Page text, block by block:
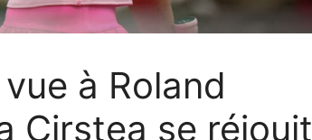
à Roland
Cirstea se réjouit